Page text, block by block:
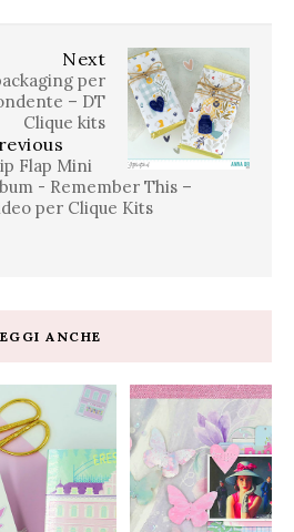
Next
per
– DT
Clique kits
Flap Mini
- Remember This –
per Clique Kits
ANCHE